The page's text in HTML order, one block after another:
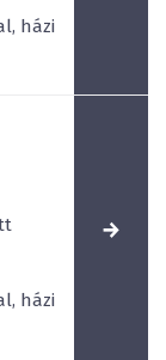
házi
házi